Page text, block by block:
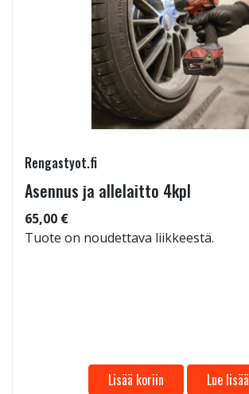
Rengastyot.fi
Asennus ja allelaitto 4kpl
65,00 €
Tuote on noudettava liikkeestä.
Lisää koriin Lue lisää